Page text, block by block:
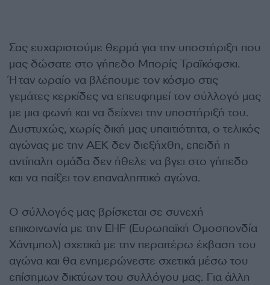
Σας ευχαριστούμε θερμά για την υποστήριξη που
μας δώσατε στο γήπεδο Μπορίς Τραϊκόφσκι.
Ήταν ωραίο να βλέπουμε τον κόσμο στις
γεμάτες κερκίδες να επευφημεί τον σύλλογό μας
με μια φωνή και να δείχνει την υποστήριξή του.
Δυστυχώς, χωρίς δική μας υπαιτιότητα, ο τελικός
αγώνας με την ΑΕΚ δεν διεξήχθη, επειδή η
αντίπαλη ομάδα δεν ήθελε να βγει στο γήπεδο
και να παίξει τον επαναληπτικό αγώνα.
Ο σύλλογός μας βρίσκεται σε συνεχή
επικοινωνία με την EHF (Ευρωπαϊκή Ομοσπονδία
Χάντμπολ) σχετικά με την περαιτέρω έκβαση του
αγώνα και θα ενημερώνεστε σχετικά μέσω του
επίσημων δικτύων του συλλόγου μας. Για άλλη